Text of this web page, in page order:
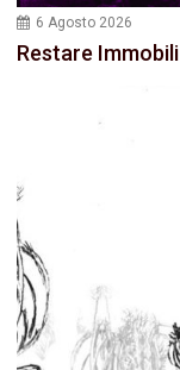
6 Agosto 2026
Restare Immobili